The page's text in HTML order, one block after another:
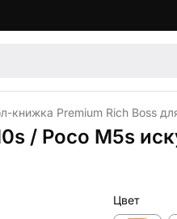
книжка Premium Rich Boss
/ Poco M5s
Цвет